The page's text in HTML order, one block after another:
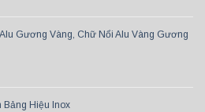
Gương Vàng, Chữ Nổi Alu Vàng Gương
Hiệu Inox